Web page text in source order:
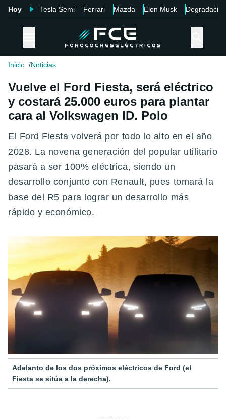
Hoy Tesla Semi Ferrari Mazda Elon Musk Degradación
Inicio Noticias
Vuelve el Ford Fiesta, será eléctrico
y costará 25.000 euros para plantar
cara al Volkswagen ID. Polo
El Ford Fiesta volverá por todo lo alto en el año
2028. La novena generación del popular utilitario
pasará a ser 100% eléctrica, siendo un
desarrollo conjunto con Renault, pues tomará la
base del R5 para lograr un desarrollo más
rápido y económico.
Adelanto de los dos próximos eléctricos de Ford (el
Fiesta se sitúa a la derecha).